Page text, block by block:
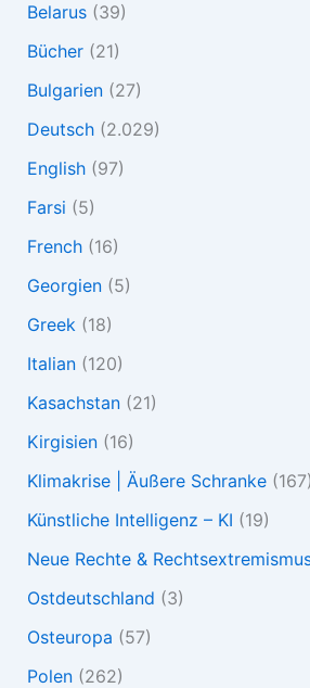
Belarus(39)
Bücher(21)
Bulgarien(27)
Deutsch(2.029)
English(97)
Farsi (5)
French(16)
Georgien(5)
Greek (18)
Italian(120)
Kasachstan(21)
Kirgisien(16)
Klimakrise | Äußere Schranke(167)
Künstliche Intelligenz – KI (19)
Neue Rechte &
Ostdeutschland (3)
Osteuropa (57)
Polen(262)